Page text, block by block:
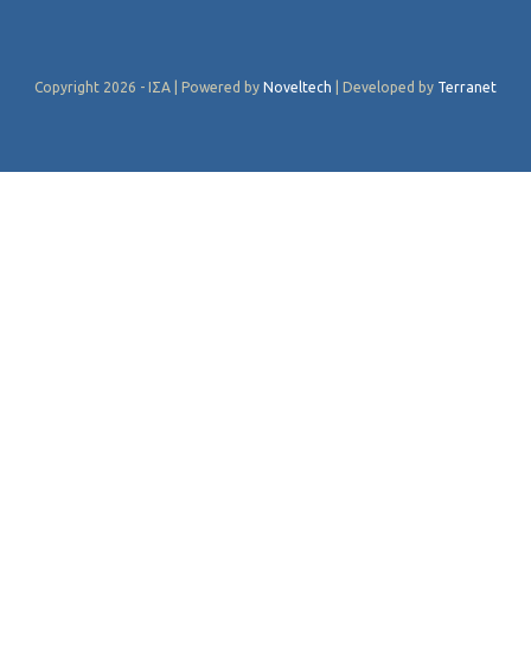
Copyright 2026 - ΙΣΑ | Powered by Noveltech | Developed by Terranet